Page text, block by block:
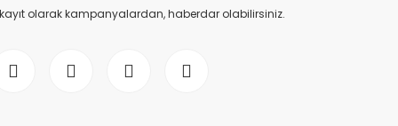
olarak kampanyalardan, haberdar olabilirsiniz.